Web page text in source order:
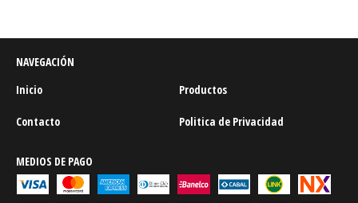
NAVEGACIÓN
Inicio
Productos
Contacto Politica de Privacidad
MEDIOS DE PAGO